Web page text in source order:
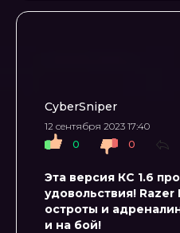
CyberSniper
12 сентября 2023 17:40
0
0
Эта версия КС 1.6
удовольствия!
остроты и
и на бой!